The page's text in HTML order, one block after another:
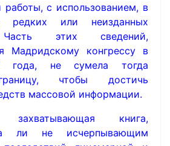
с использованием, в
редких или неизданных
Часть этих сведений,
Мадридскому конгрессу в
года, не сумела тогда
чтобы достичь
массовой информации.
захватывающая книга,
ли не исчерпывающим